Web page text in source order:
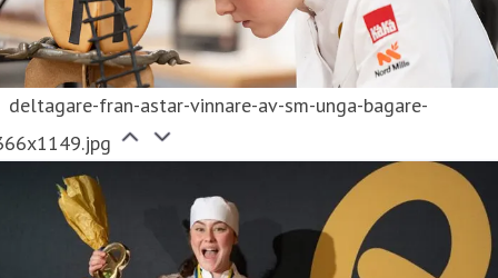
deltagare-fran-astar-vinnare-av-sm-unga-bagare-